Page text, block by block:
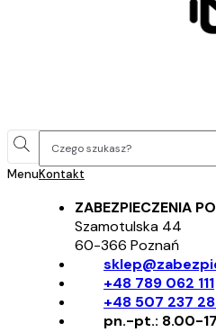
MenuKontakt
ZABEZPIECZENIA
Szamotulska 44
60-366 Poznań
+48 789 062 111
+48 507 237
pn.-pt.: 8.00-